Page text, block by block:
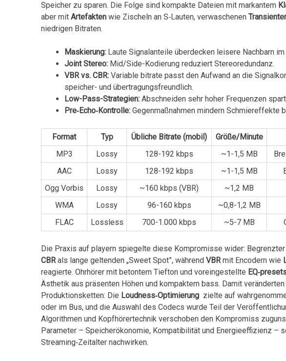
⁤Speicher⁤ zu sparen. Die Folge sind kompakte Dateien mit markantem
aber mit Artefakten wie ⁣Zischeln an S‑Lauten, verwaschenen
niedrigen Bitraten.
Maskierung: Laute Signalanteile überdecken​ leisere Nachbarn
Joint Stereo: Mid/Side-Kodierung reduziert Stereoredundanz.
VBR vs. CBR: Variable bitrate passt den Aufwand an⁤ die
speicher- und übertragungsfreundlich.
Low-Pass-Strategien: Abschneiden sehr hoher⁤ Frequenzen
Pre‑Echo‑Kontrolle: ‌Gegenmaßnahmen mindern⁢ Schmiereffekte
Format Typ Übliche Bitrate (mobil) Größe/Minute
MP3
Lossy 128-192 kbps ~1-1,5 MB
AAC
Lossy 128-192 kbps ~1-1,5 ‍MB
Ogg Vorbis
Lossy ~160 kbps (VBR) ~1,2 MB
WMA
Lossy 96-160 kbps ~0,8-1,2 MB
FLAC
Lossless 700-1.000 kbps ~5-7 MB
Die Praxis auf playern spiegelte diese Kompromisse wider:
CBRals lange geltenden „Sweet Spot”, ⁢während VBRmit Encodern wie
reagierte. Ohrhörer mit ⁣betontem Tiefton und voreingestellte
Ästhetik aus präsenten Höhen‍ und kompaktem bass. Damit
Produktionsketten: Die Loudness‑Optimierung
zielte auf
oder​ im Bus, und die Auswahl des Codecs ‍wurde Teil der
Algorithmen und Kopfhörertechnik verschoben den Kompromiss
Parameter – Speicherökonomie, Kompatibilität und Energieeffizienz –
Streaming‑Zeitalter nachwirken.